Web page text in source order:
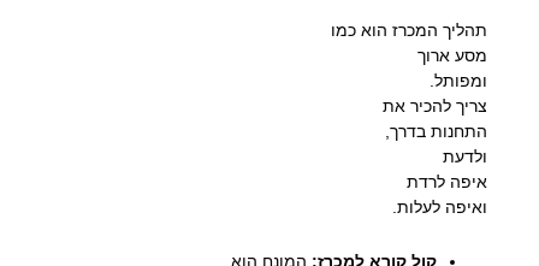
תהליך המכרז הוא כמו
מסע ארוך
ומפותל.
צריך להכיר את
התחנות בדרך,
ולדעת
איפה לרדת
ואיפה לעלות.
קול קורא למכרז: המונח הוא